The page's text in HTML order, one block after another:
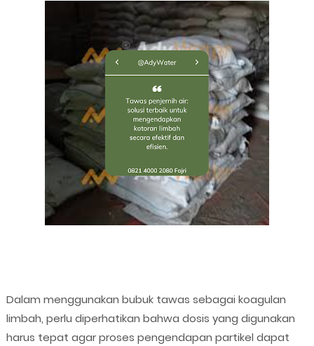
Dalam menggunakan bubuk tawas sebagai koagulan
limbah, perlu diperhatikan bahwa dosis yang digunakan
harus tepat agar proses pengendapan partikel dapat